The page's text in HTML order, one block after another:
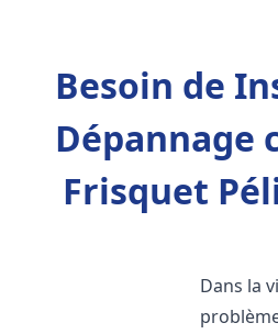
Besoin de
Dépannage
Frisquet
Dans la